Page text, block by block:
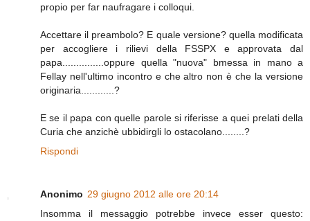
propio per far naufragare i colloqui.
Accettare il preambolo? E quale versione? quella modificata
per accogliere i rilievi della FSSPX e approvata dal
papa...............oppure quella "nuova" bmessa in mano a
Fellay nell'ultimo incontro e che altro non è che la versione
originaria............?
E se il papa con quelle parole si riferisse a quei prelati della
Curia che anzichè ubbidirgli lo ostacolano........?
Rispondi
Anonimo 29 giugno 2012 alle ore 20:14
Insomma il messaggio potrebbe invece esser questo: